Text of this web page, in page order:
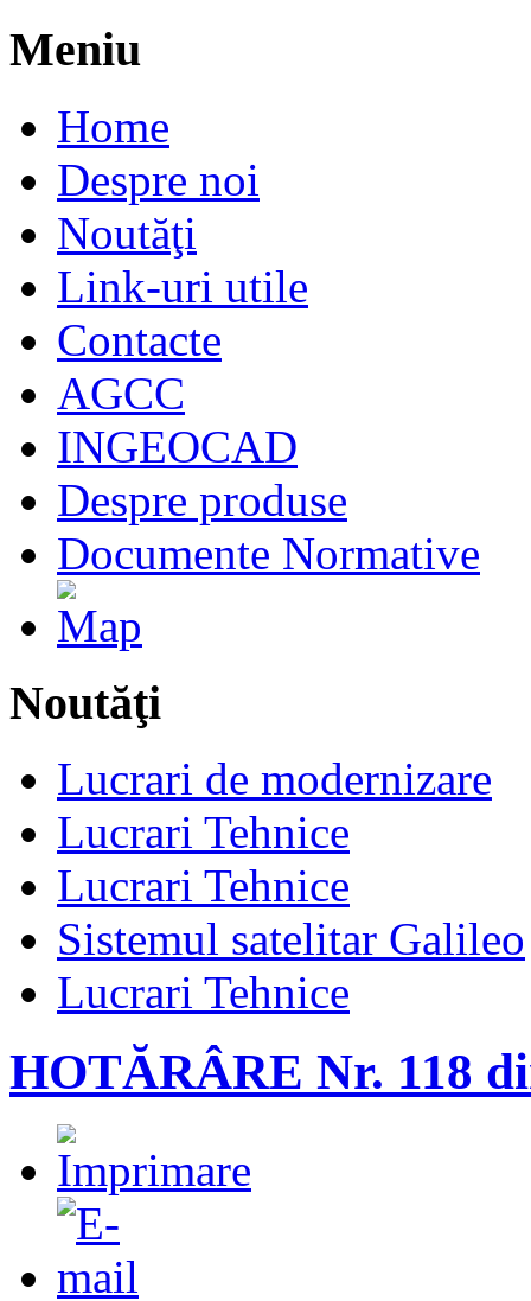
Meniu
Home
Despre noi
Noutăţi
Link-uri utile
Contacte
AGCC
INGEOCAD
Despre produse
Documente Normative
Noutăţi
Lucrari de modernizare
Lucrari Tehnice
Lucrari Tehnice
Sistemul satelitar Galileo
Lucrari Tehnice
HOTĂRÂRE Nr. 118